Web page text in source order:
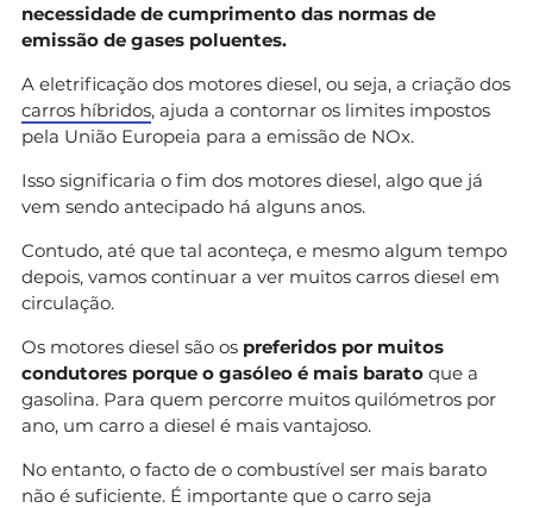
necessidade de cumprimento das normas de
emissão de gases poluentes.
A eletrificação dos motores diesel, ou seja, a criação dos
carros híbridos, ajuda a contornar os limites impostos
pela União Europeia para a emissão de NOx.
Isso significaria o fim dos motores diesel, algo que já
vem sendo antecipado há alguns anos.
Contudo, até que tal aconteça, e mesmo algum tempo
depois, vamos continuar a ver muitos carros diesel em
circulação.
Os motores diesel são os preferidos por muitos
condutores porque o gasóleo é mais barato que a
gasolina. Para quem percorre muitos quilómetros por
ano, um carro a diesel é mais vantajoso.
No entanto, o facto de o combustível ser mais barato
não é suficiente. É importante que o carro seja